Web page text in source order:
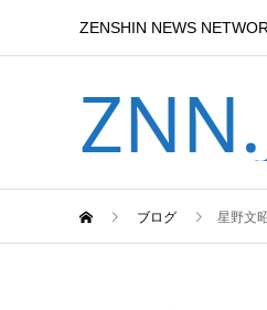
ZENSHIN NEWS
ブログ 星野文